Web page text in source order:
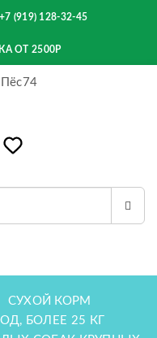
+7 (919) 128-32-45
ОТ 2500Р
СУХОЙ КОРМ
БОЛЕЕ 25 КГ